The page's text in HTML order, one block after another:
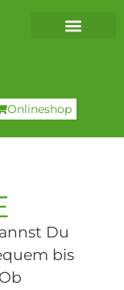
Onlineshop
Du
bis